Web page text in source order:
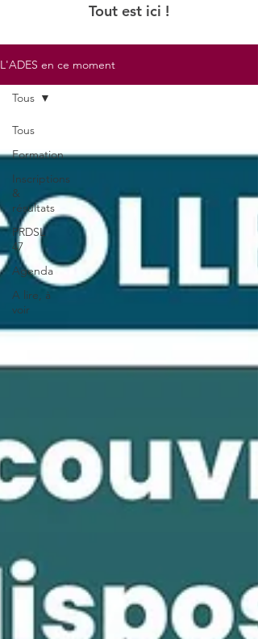
Tout est ici !
L'ADES en ce moment
Tous
Formation
Inscriptions
&
résultats
PRDSL
47
Agenda
A lire, à
voir
Tous